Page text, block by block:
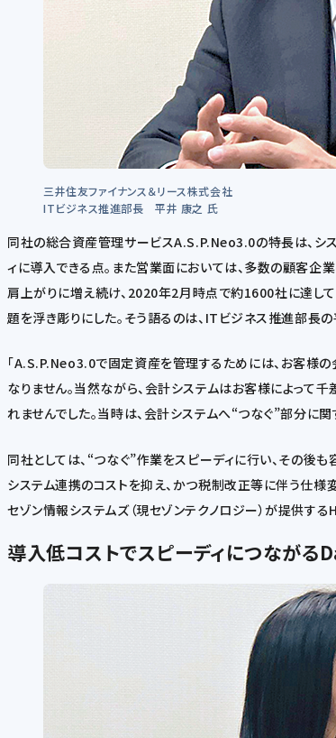
三井住友ファイナンス＆リース株式会社
ITビジネス推進部長 平井 康之 氏
同社の総合資産管理サービスA.S.P.Neo3.0の特長は、シ
ィに導入できる点。また営業面においては、多数の顧客企
肩上がりに増え続け、2020年2月時点で約1600社に達して
題を浮き彫りにした。そう語るのは、ITビジネス推進部長
「A.S.P.Neo3.0で固定資産を管理するためには、お客様
なりません。当然ながら、会計システムはお客様によって
れませんでした。当時は、会計システムへ“つなぐ”部分に
同社としては、“つなぐ”作業をスピーディに行い、その
システム連携のコストを抑え、かつ税制改正等に伴う仕
セゾン情報システムズ（現セゾンテクノロジー）が提供する
導入低コストでスピーディにつなが